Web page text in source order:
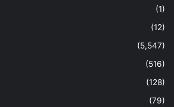
(1)
(12)
(5,547)
(516)
(128)
(79)